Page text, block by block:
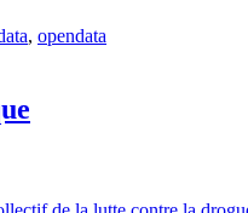
, opendata